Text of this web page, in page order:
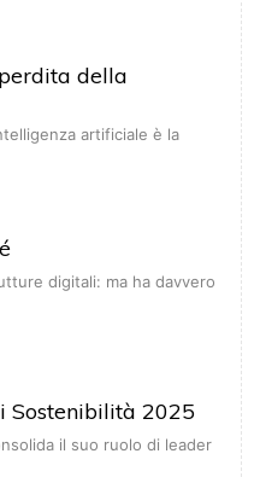
della
artificiale è la
digitali: ma ha davvero
Sostenibilità 2025
il suo ruolo di leader